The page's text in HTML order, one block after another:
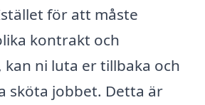
för att måste
kontrakt och
ni luta er tillbaka och
sköta jobbet. Detta är